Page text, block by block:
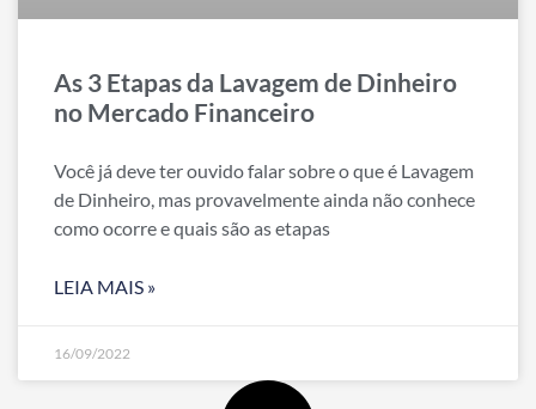
As 3 Etapas da Lavagem de Dinheiro
no Mercado Financeiro
Você já deve ter ouvido falar sobre o que é Lavagem
de Dinheiro, mas provavelmente ainda não conhece
como ocorre e quais são as etapas
LEIA MAIS »
16/09/2022